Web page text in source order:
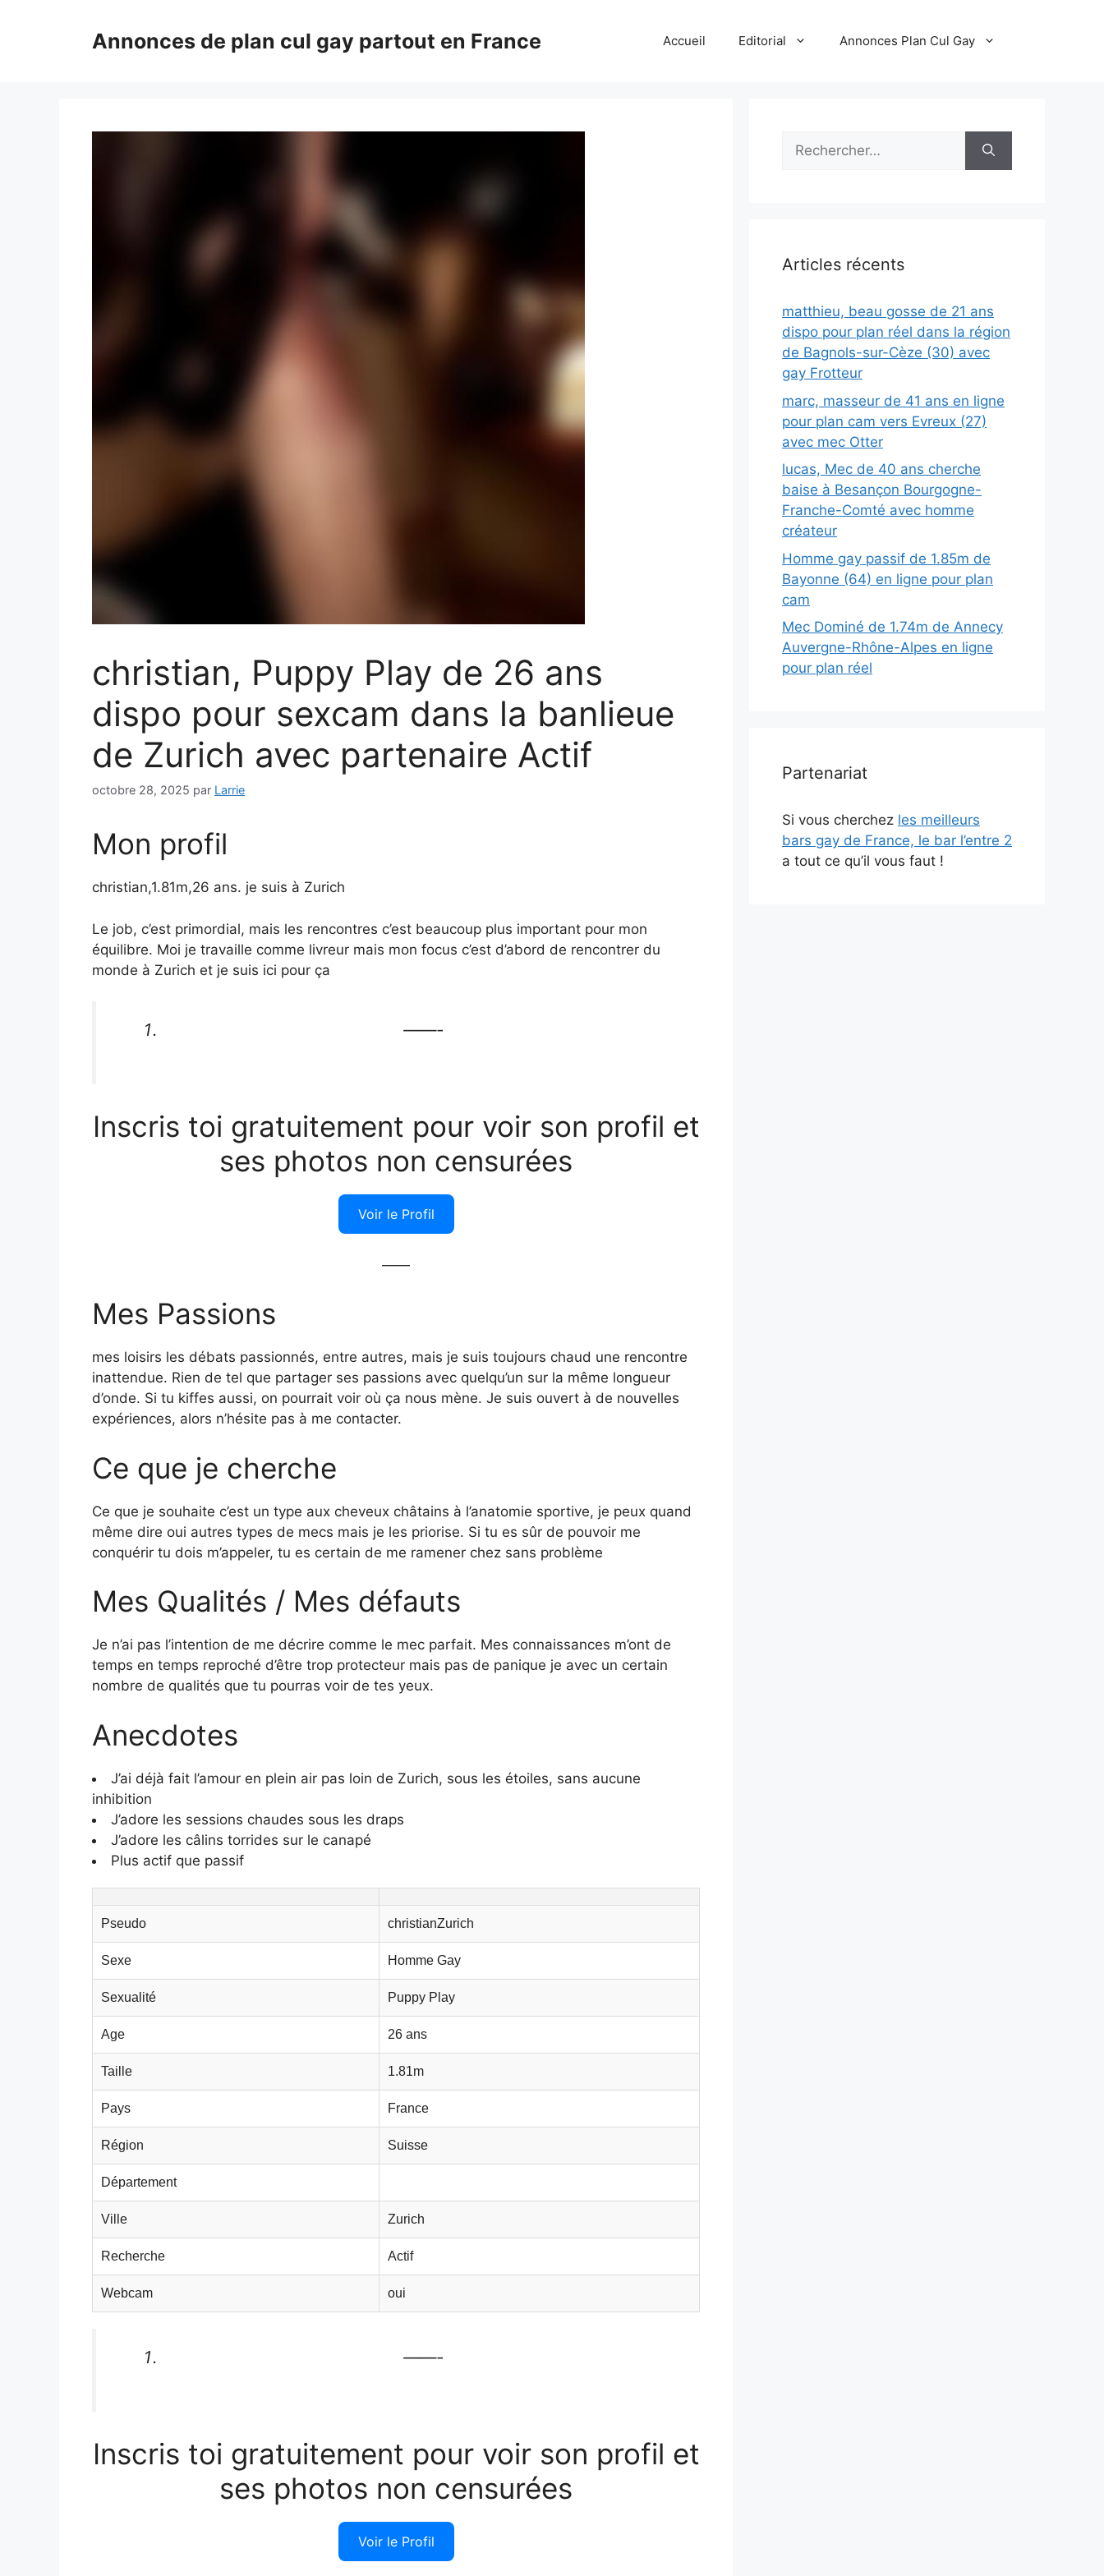
Annonces de plan cul gay partout en France Accueil Editorial Annonces Plan Cul Gay
christian, Puppy Play de 26 ans
dispo pour sexcam dans la banlieue
de Zurich avec partenaire Actif
octobre 28, 2025 par Larrie
Mon profil
christian,1.81m,26 ans. je suis à Zurich
Le job, c’est primordial, mais les rencontres c’est beaucoup plus important pour mon
équilibre. Moi je travaille comme livreur mais mon focus c’est d’abord de rencontrer du
monde à Zurich et je suis ici pour ça
——-
Inscris toi gratuitement pour voir son profil et
ses photos non censurées
Voir le Profil
——
Mes Passions
mes loisirs les débats passionnés, entre autres, mais je suis toujours chaud une rencontre
inattendue. Rien de tel que partager ses passions avec quelqu’un sur la même longueur
d’onde. Si tu kiffes aussi, on pourrait voir où ça nous mène. Je suis ouvert à de nouvelles
expériences, alors n’hésite pas à me contacter.
Ce que je cherche
Ce que je souhaite c’est un type aux cheveux châtains à l’anatomie sportive, je peux quand
même dire oui autres types de mecs mais je les priorise. Si tu es sûr de pouvoir me
conquérir tu dois m’appeler, tu es certain de me ramener chez sans problème
Mes Qualités / Mes défauts
Je n’ai pas l’intention de me décrire comme le mec parfait. Mes connaissances m’ont de
temps en temps reproché d’être trop protecteur mais pas de panique je avec un certain
nombre de qualités que tu pourras voir de tes yeux.
Anecdotes
J’ai déjà fait l’amour en plein air pas loin de Zurich, sous les étoiles, sans aucune
inhibition
J’adore les sessions chaudes sous les draps
J’adore les câlins torrides sur le canapé
Plus actif que passif
Pseudo christianZurich
Sexe Homme Gay
Sexualité Puppy Play
Age 26 ans
Taille 1.81m
Pays France
Région Suisse
Département
Ville Zurich
Recherche Actif
Webcam oui
——-
Inscris toi gratuitement pour voir son profil et
ses photos non censurées
Voir le Profil
Rechercher :
Articles récents
matthieu, beau gosse de 21 ans
dispo pour plan réel dans la région
de Bagnols-sur-Cèze (30) avec
gay Frotteur
marc, masseur de 41 ans en ligne
pour plan cam vers Evreux (27)
avec mec Otter
lucas, Mec de 40 ans cherche
baise à Besançon Bourgogne-
Franche-Comté avec homme
créateur
Homme gay passif de 1.85m de
Bayonne (64) en ligne pour plan
cam
Mec Dominé de 1.74m de Annecy
Auvergne-Rhône-Alpes en ligne
pour plan réel
Partenariat
Si vous cherchez les meilleurs
bars gay de France, le bar l’entre 2
a tout ce qu’il vous faut !